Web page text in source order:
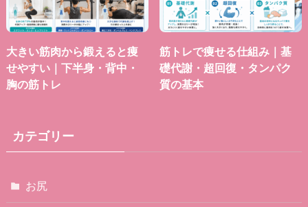
大きい筋肉から鍛えると痩
せやすい｜下半身・背中・
胸の筋トレ
筋トレで痩せる仕組み｜基
礎代謝・超回復・タンパク
質の基本
カテゴリー
お尻